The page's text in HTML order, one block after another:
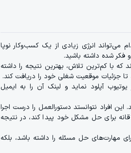
می‌تواند انرژی زیادی از یک کسب‌و‌کار نوپا
فکر شده داشته باشید.
با کم‌ترین تلاش، بهترین نتیجه را داشته
آپلود نماید و لینک آن را به ایمیل
این افراد نتوانستد دستورالعمل را درست اجرا
برای حل مشکل خود پیدا کند، در نتیجه
مهارت‌های حل مسئله را داشته باشد، بلکه